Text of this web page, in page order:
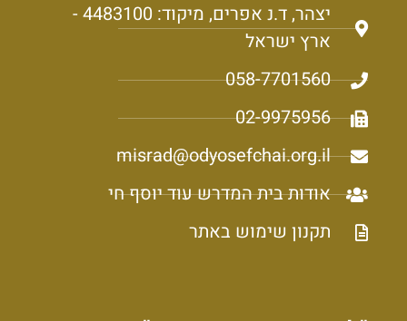
יצהר, ד.נ אפרים, מיקוד: 4483100 -
ארץ ישראל
058-7701560
02-9975956
misrad@odyosefchai.org.il
אודות בית המדרש עוד יוסף חי
תקנון שימוש באתר